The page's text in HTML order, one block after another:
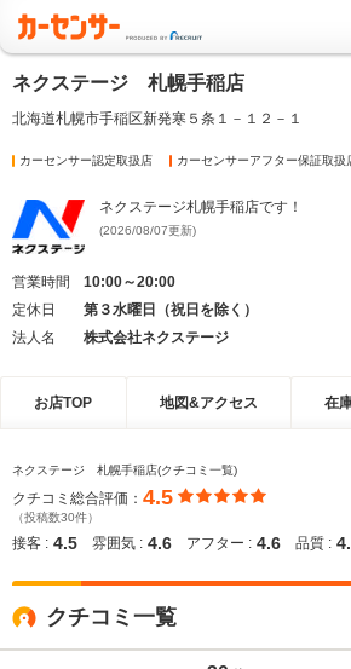
ネクステージ 札幌手稲店
北海道札幌市手稲区新発寒５条１－１２－１
カーセンサー認定取扱店 カーセンサーアフター保証取扱
ネクステージ札幌手稲店です！
(2026/08/07更新)
営業時間
10:00～20:00
定休日
第３水曜日（祝日を除く）
法人名
株式会社ネクステージ
お店TOP 地図&アクセス 在
ネクステージ 札幌手稲店(クチコミ一覧)
クチコミ総合評価： 4.5
（投稿数30件）
接客 : 4.5 雰囲気 : 4.6 アフター : 4.6 品質 :
クチコミ一覧